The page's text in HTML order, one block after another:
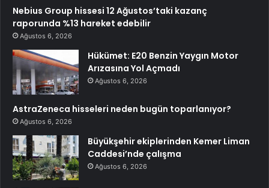
Nebius Group hissesi 12 Ağustos’taki kazanç
raporunda %13 hareket edebilir
Ağustos 6, 2026
Hükümet: E20 Benzin Yaygın Motor
Arızasına Yol Açmadı
Ağustos 6, 2026
AstraZeneca hisseleri neden bugün toparlanıyor?
Ağustos 6, 2026
Büyükşehir ekiplerinden Kemer Liman
Caddesi’nde çalışma
Ağustos 6, 2026